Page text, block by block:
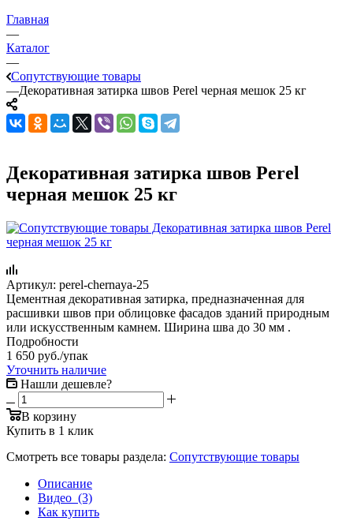
Главная
—
Каталог
—
Сопутствующие товары
—Декоративная затирка швов Perel черная мешок 25 кг
Декоративная затирка швов Perel
черная мешок 25 кг
Артикул: perel-chernaya-25
Цементная декоративная затирка, предназначенная для
расшивки швов при облицовке фасадов зданий природным
или искусственным камнем. Ширина шва до 30 мм .
Подробности
1 650 руб./упак
Уточнить наличие
Нашли дешевле?
В корзину
Купить в 1 клик
Смотреть все товары раздела: Сопутствующие товары
Описание
Видео (3)
Как купить